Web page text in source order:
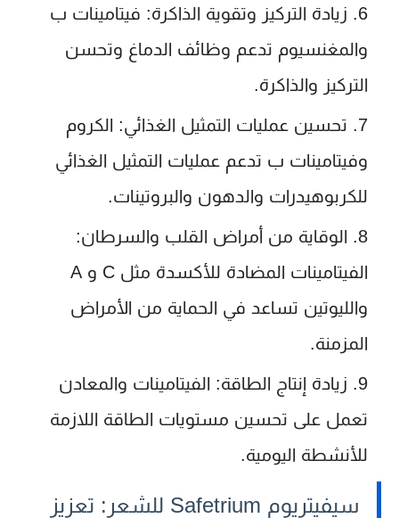
زيادة التركيز وتقوية الذاكرة: فيتامينات ب
والمغنسيوم تدعم وظائف الدماغ وتحسن
التركيز والذاكرة.
تحسين عمليات التمثيل الغذائي: الكروم
وفيتامينات ب تدعم عمليات التمثيل الغذائي
للكربوهيدرات والدهون والبروتينات.
الوقاية من أمراض القلب والسرطان:
الفيتامينات المضادة للأكسدة مثل C و A
والليوتين تساعد في الحماية من الأمراض
المزمنة.
زيادة إنتاج الطاقة: الفيتامينات والمعادن
تعمل على تحسين مستويات الطاقة اللازمة
للأنشطة اليومية.
سيفيتريوم Safetrium للشعر: تعزيز